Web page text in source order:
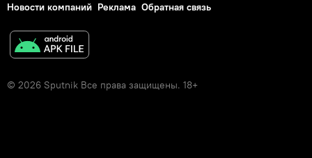
Новости компаний Реклама Обратная связь
© 2026 Sputnik Все права защищены. 18+